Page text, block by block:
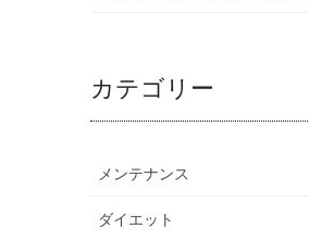
カテゴリー
メンテナンス
ダイエット